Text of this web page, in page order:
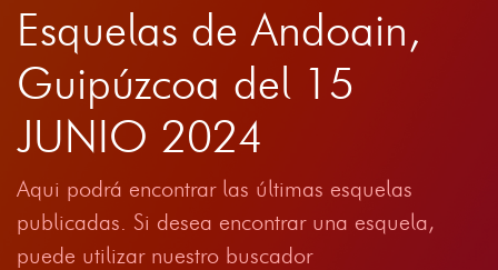
Esquelas de Andoain,
Guipúzcoa del 15
JUNIO 2024
Aqui podrá encontrar las últimas esquelas
publicadas. Si desea encontrar una esquela,
puede utilizar nuestro buscador